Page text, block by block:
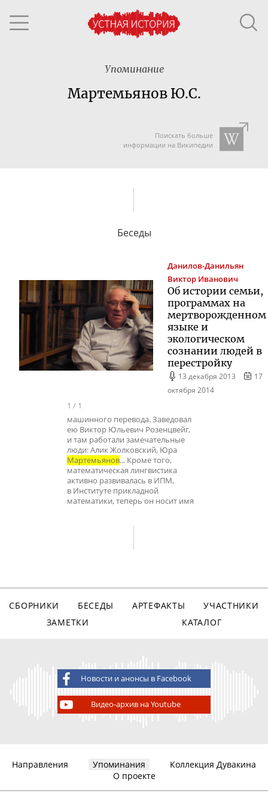
Упоминание
Мартемьянов Ю.С.
Поискать больше
информации на Википедии
Беседы
Данилов-Данильян
Виктор Иванович
Об истории семьи,
программах на
мертворожденном
языке и
экологическом
сознании людей в
перестройку
13 декабря 2013
17
октября 2014
1 / 1
машинного перевода. Заведовал
ею Виктор Юльевич Розенцвейг,
и там работали замечательные
люди: Алик Жолковский, Юра
Мартемьянов... Кроме того,
математическая лингвистика
активно развивалась в ИПМ,
в Институте прикладной
математики, теперь он носит имя
СБОРНИКИ БЕСЕДЫ АРТЕФАКТЫ
УЧАСТНИКИ
ЗАМЕТКИ
КАТАЛОГ
Новости и анонсы в Facebook
Видео-архив на Youtube
Направления Упоминания
Коллекция Дувакина
О проекте